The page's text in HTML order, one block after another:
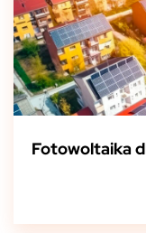
Fotowoltaika